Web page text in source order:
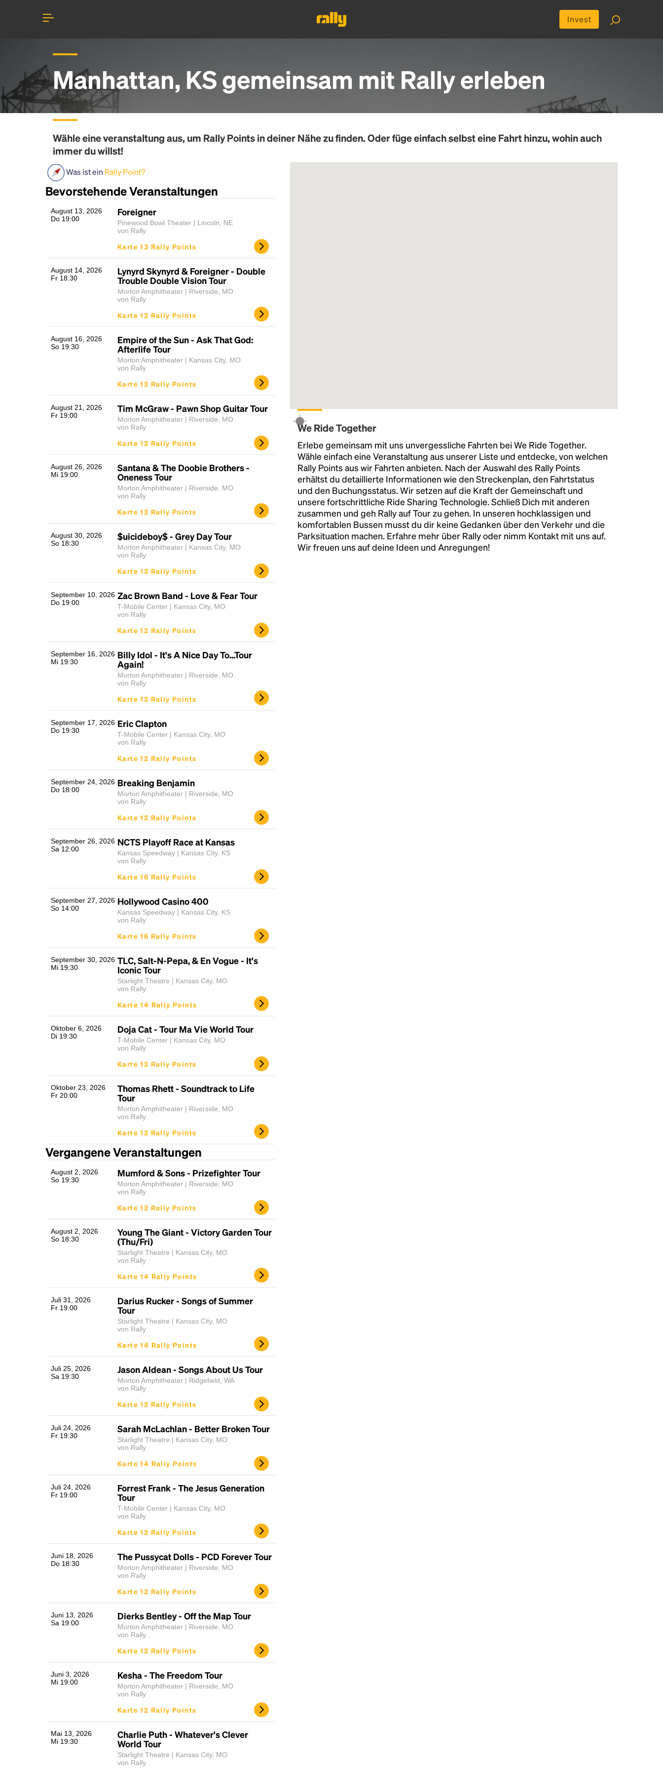
Invest
Manhattan, KS gemeinsam mit Rally erleben
Wähle eine veranstaltung aus, um Rally Pointsin deiner Nähe zu finden. Oder füge einfach selbst eine Fahrt hinzu, wohin auch
immer du willst!
Was ist ein Rally Point?
Bevorstehende Veranstaltungen
August 13, 2026
Do 19:00
Foreigner
Pinewood Bowl Theater | Lincoln, NE
von Rally
Karte 13 Rally Points
August 14, 2026
Fr 18:30
Lynyrd Skynyrd & Foreigner - Double
Trouble Double Vision Tour
Morton Amphitheater | Riverside, MO
von Rally
Karte 12 Rally Points
August 16, 2026
So 19:30
Empire of the Sun - Ask That God:
Afterlife Tour
Morton Amphitheater | Kansas City, MO
von Rally
Karte 12 Rally Points
August 21, 2026
Fr 19:00
Tim McGraw - Pawn Shop Guitar Tour
Morton Amphitheater | Riverside, MO
von Rally
Karte 12 Rally Points
August 26, 2026
Mi 19:00
Santana & The Doobie Brothers -
Oneness Tour
Morton Amphitheater | Riverside, MO
von Rally
Karte 12 Rally Points
August 30, 2026
So 18:30
$uicideboy$ - Grey Day Tour
Morton Amphitheater | Kansas City, MO
von Rally
Karte 12 Rally Points
September 10, 2026
Do 19:00
Zac Brown Band - Love & Fear Tour
T-Mobile Center | Kansas City, MO
von Rally
Karte 12 Rally Points
September 16, 2026
Mi 19:30
Billy Idol - It's A Nice Day To...Tour
Again!
Morton Amphitheater | Riverside, MO
von Rally
Karte 12 Rally Points
September 17, 2026
Do 19:30
Eric Clapton
T-Mobile Center | Kansas City, MO
von Rally
Karte 12 Rally Points
September 24, 2026
Do 18:00
Breaking Benjamin
Morton Amphitheater | Riverside, MO
von Rally
Karte 12 Rally Points
September 26, 2026
Sa 12:00
NCTS Playoff Race at Kansas
Kansas Speedway | Kansas City, KS
von Rally
Karte 16 Rally Points
September 27, 2026
So 14:00
Hollywood Casino 400
Kansas Speedway | Kansas City, KS
von Rally
Karte 16 Rally Points
September 30, 2026
Mi 19:30
TLC, Salt-N-Pepa, & En Vogue - It's
Iconic Tour
Starlight Theatre | Kansas City, MO
von Rally
Karte 14 Rally Points
Oktober 6, 2026
Di 19:30
Doja Cat - Tour Ma Vie World Tour
T-Mobile Center | Kansas City, MO
von Rally
Karte 12 Rally Points
Oktober 23, 2026
Fr 20:00
Thomas Rhett - Soundtrack to Life
Tour
Morton Amphitheater | Riverside, MO
von Rally
Karte 12 Rally Points
Vergangene Veranstaltungen
August 2, 2026
So 19:30
Mumford & Sons - Prizefighter Tour
Morton Amphitheater | Riverside, MO
von Rally
Karte 12 Rally Points
August 2, 2026
So 18:30
Young The Giant - Victory Garden Tour
(Thu/Fri)
Starlight Theatre | Kansas City, MO
von Rally
Karte 14 Rally Points
Juli 31, 2026
Fr 19:00
Darius Rucker - Songs of Summer
Tour
Starlight Theatre | Kansas City, MO
von Rally
Karte 14 Rally Points
Juli 25, 2026
Sa 19:30
Jason Aldean - Songs About Us Tour
Morton Amphitheater | Ridgefield, WA
von Rally
Karte 12 Rally Points
Juli 24, 2026
Fr 19:30
Sarah McLachlan - Better Broken Tour
Starlight Theatre | Kansas City, MO
von Rally
Karte 14 Rally Points
Juli 24, 2026
Fr 19:00
Forrest Frank - The Jesus Generation
Tour
T-Mobile Center | Kansas City, MO
von Rally
Karte 12 Rally Points
Juni 18, 2026
Do 18:30
The Pussycat Dolls - PCD Forever Tour
Morton Amphitheater | Riverside, MO
von Rally
Karte 12 Rally Points
Juni 13, 2026
Sa 19:00
Dierks Bentley - Off the Map Tour
Morton Amphitheater | Riverside, MO
von Rally
Karte 12 Rally Points
Juni 3, 2026
Mi 19:00
Kesha - The Freedom Tour
Morton Amphitheater | Riverside, MO
von Rally
Karte 12 Rally Points
Mai 13, 2026
Mi 19:30
Charlie Puth - Whatever's Clever
World Tour
Starlight Theatre | Kansas City, MO
von Rally
We Ride Together
Erlebe gemeinsam mit uns unvergessliche Fahrten bei We Ride Together.
Wähle einfach eine Veranstaltung aus unserer Liste und entdecke, von welchen
Rally Points aus wir Fahrten anbieten. Nach der Auswahl des Rally Points
erhältst du detaillierte Informationen wie den Streckenplan, den Fahrtstatus
und den Buchungsstatus. Wir setzen auf die Kraft der Gemeinschaft und
unsere fortschrittliche Ride Sharing Technologie. Schließ Dich mit anderen
zusammen und geh Rally auf Tour zu gehen. In unseren hochklassigen und
komfortablen Bussen musst du dir keine Gedanken über den Verkehr und die
Parksituation machen. Erfahre mehr über Rally oder nimm Kontakt mit uns auf.
Wir freuen uns auf deine Ideen und Anregungen!
Lorem Ipsum is simply dummy text of the
printing and typesetting industry.
Ipsum has been the industry's standard
dummy text ever since the 1500s, when an
has survived not only five centuries, but also
the leap into electronic typesetting, remaining